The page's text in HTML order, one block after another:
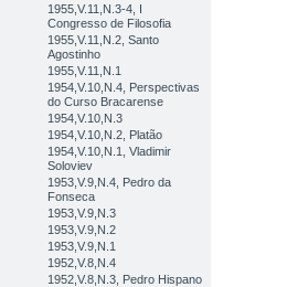
1955,V.11,N.3-4, I
Congresso de Filosofia
1955,V.11,N.2, Santo
Agostinho
1955,V.11,N.1
1954,V.10,N.4, Perspectivas
do Curso Bracarense
1954,V.10,N.3
1954,V.10,N.2, Platão
1954,V.10,N.1, Vladimir
Soloviev
1953,V.9,N.4, Pedro da
Fonseca
1953,V.9,N.3
1953,V.9,N.2
1953,V.9,N.1
1952,V.8,N.4
1952,V.8,N.3, Pedro Hispano